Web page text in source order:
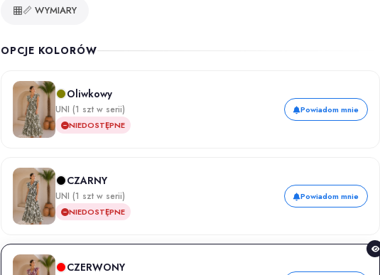
📏 WYMIARY
OPCJE KOLORÓW
Oliwkowy
UNI (1 szt w serii)
NIEDOSTĘPNE
Powiadom mnie
CZARNY
UNI (1 szt w serii)
NIEDOSTĘPNE
Powiadom mnie
CZERWONY